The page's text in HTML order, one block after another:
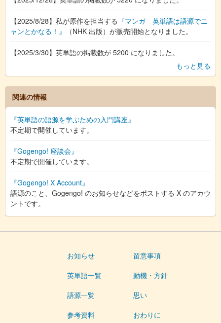
【2025/8/28】私が原作を担当する 『マンガ 英単語は語源でニ
ャンとかなる！』
（NHK 出版）が販売開始となりました。
【2025/3/30】英単語の掲載数が 5200 になりました。
もっと見る
関連の情報
『英単語の語源を学ぶための入門講座』
不定期で開催しています。
『Gogengo! 座談会』
不定期で開催しています。
『Gogengo! X Account』
語源のこと、Gogengo! のお知らせなどをポストする X のアカウ
ントです。
お知らせ
英単語一覧
語源一覧
参考資料
留意事項
動機・方針
思い
おわりに